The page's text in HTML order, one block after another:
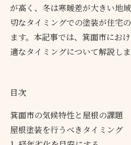
が高く、冬は寒暖差が大きい地
切なタイミングでの塗装が住宅
ます。本記事では、箕面市にお
適なタイミングについて解説しま
目次
箕面市の気候特性と屋根の課題
屋根塗装を行うべきタイミング